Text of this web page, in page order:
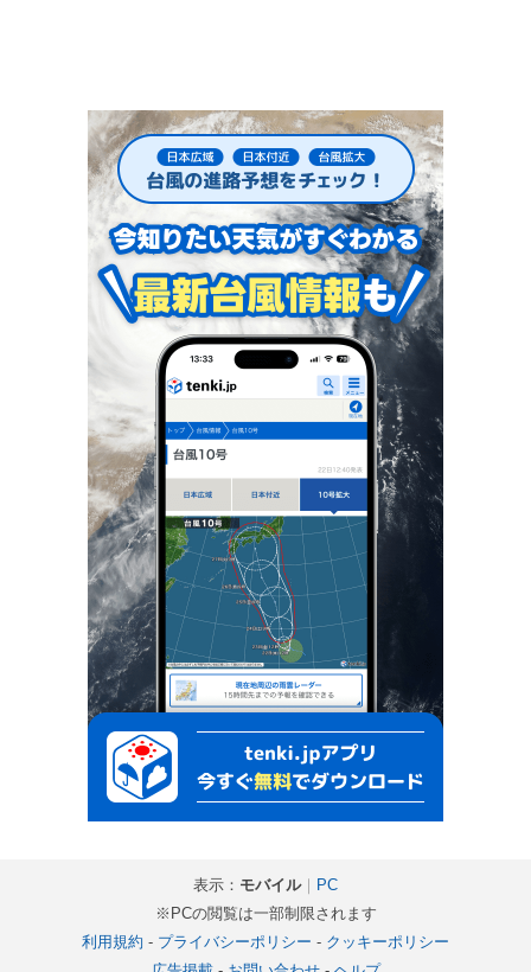
表示： モバイル｜
PC
※PCの閲覧は一部制限されます
利用規約 - プライバシーポリシー - クッキーポリシー